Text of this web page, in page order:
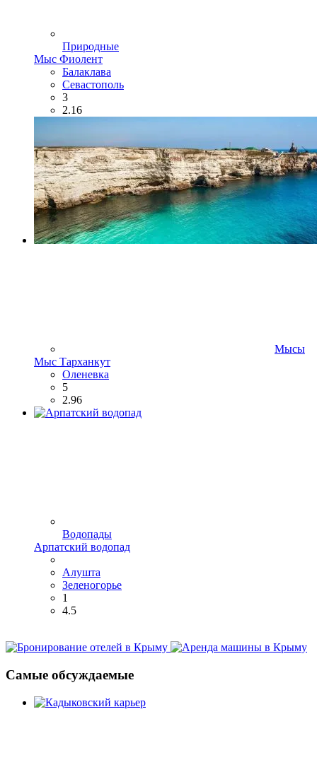
Природные
Мыс Фиолент
Балаклава
Севастополь
3
2.16
Мысы
Мыс Тарханкут
Оленевка
5
2.96
Водопады
Арпатский водопад
Алушта
Зеленогорье
1
4.5
Самые обсуждаемые